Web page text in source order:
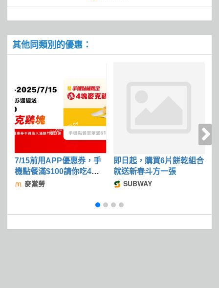
其他同類別的優惠：
7/15前用APP優惠券，手
機點餐滿$100請你吃4塊
麥克鷄塊
麥當勞
即日起，購買6片餅乾組合
就送新春斗方一張
SUBWAY